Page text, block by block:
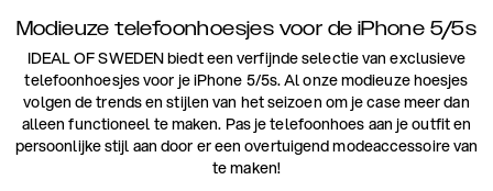
Modieuze telefoonhoesjes voor de iPhone 5/5s
IDEAL OF SWEDEN biedt een verfijnde selectie van exclusieve
telefoonhoesjes voor je iPhone 5/5s. Al onze modieuze hoesjes
volgen de trends en stijlen van het seizoen om je case meer dan
alleen functioneel te maken. Pas je telefoonhoes aan je outfit en
persoonlijke stijl aan door er een overtuigend modeaccessoire van
te maken!